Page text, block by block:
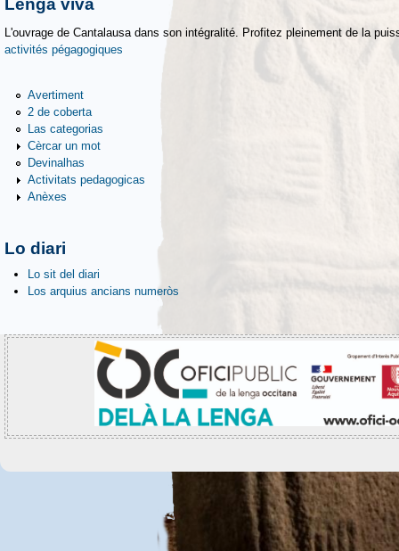
Lenga viva
L'ouvrage de Cantalausa dans son intégralité. Profitez pleinement de la
activités pégagogiques
Avertiment
2 de coberta
Las categorias
Cèrcar un mot
Devinalhas
Activitats pedagogicas
Anèxes
Lo diari
Lo sit del diari
Los arquius ancians numeròs